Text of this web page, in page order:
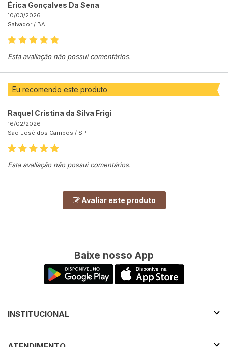
Érica Gonçalves Da Sena
10/03/2026
Salvador / BA
Esta avaliação não possui comentários.
Eu recomendo este produto
Raquel Cristina da Silva Frigi
16/02/2026
São José dos Campos / SP
Esta avaliação não possui comentários.
Avaliar este produto
Baixe nosso App
INSTITUCIONAL